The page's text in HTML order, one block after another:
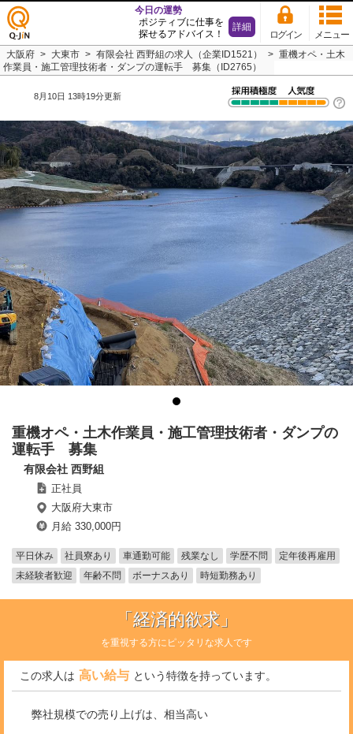
仕事
探し
の求
Q-JiN
メニュー
ログイン
今日の運勢
ポジティブに仕事を
探せるアドバイス！
詳細
大阪府 大東市 有限会社 西野組の求人（企業ID1521）
重機オペ・土木
作業員・施工管理技術者・ダンプの運転手 募集（ID2765）
8月10日 13時19分更新
重機オペ・土木作業員・施工管理技術者・ダンプの
運転手 募集
有限会社 西野組
正社員
大阪府大東市
月給 330,000円
平日休み 社員寮あり 車通勤可能 残業なし 学歴不問
定年後再雇用
未経験者歓迎
年齢不問 ボーナスあり 時短勤務あり
「経済的欲求」
を重視する方にピッタリな求人です
この求人は 高い給与 という特徴を持っています。
弊社規模での売り上げは、相当高い